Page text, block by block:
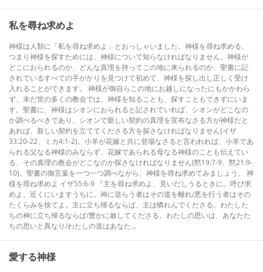
私を尋ね求めよ
神様は人類に「私を尋ね求めよ」とおっしゃいました。神様を尋ね求める、
つまり神様を探すためには、神様について知らなければなりません。神様が
どこにおられるのか、どんな真理を持ってこの地に来られるのか、聖書に記
されているすべての手がかりを見つけて初めて、神様を探し出し正しく受け
入れることができます。 神様が御自らこの地にお越しになったにもかかわら
ず、未だ世の多くの教会では、神様を知ることも、探すこともできずにいま
す。聖書に、神様はシオンにおられると記されていれば、シオンがどこなの
か調べるべきであり、シオンで新しい契約の真理を宣布なさる方が神様だと
あれば、新しい契約を立ててくださる方を探さなければなりません(イザ
33:20-22、ミカ4:1-2)。小羊が花嫁と共に登場なさると言われれば、小羊であ
られる父なる神様のみならず、花嫁であられる母なる神様のことも伝えてい
る、その真理の教会がどこなのか探さなければなりません(黙19:7-9、黙21:9-
10)。聖書の御言葉を一つ一つ調べながら、神様を尋ね求めてみましょう。 神
様を尋ね求めよ イザ55:6-9 『主を尋ね求めよ、見いだしうるときに。呼び求
めよ、近くにいますうちに。神に逆らう者はその道を離れ/悪を行う者はその
たくらみを捨てよ。主に立ち帰るならば、主は憐れんでくださる。わたした
ちの神に立ち帰るならば/豊かに赦してくださる。わたしの思いは、あなたた
ちの思いと異なり/わたしの道はあなた...
愛する神様